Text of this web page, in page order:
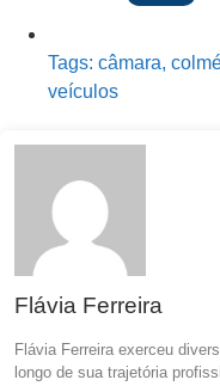
Tags: câmara,
veículos
Flávia Ferreira
Flávia Ferreira exerceu
longo de sua trajetória